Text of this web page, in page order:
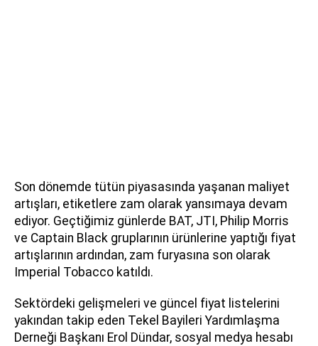
Son dönemde tütün piyasasında yaşanan maliyet
artışları, etiketlere zam olarak yansımaya devam
ediyor. Geçtiğimiz günlerde BAT, JTI, Philip Morris
ve Captain Black gruplarının ürünlerine yaptığı fiyat
artışlarının ardından, zam furyasına son olarak
Imperial Tobacco katıldı.
Sektördeki gelişmeleri ve güncel fiyat listelerini
yakından takip eden Tekel Bayileri Yardımlaşma
Derneği Başkanı Erol Dündar, sosyal medya hesabı